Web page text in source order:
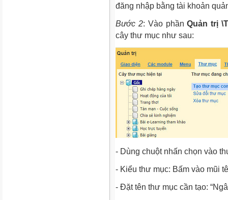
đăng nhập bằng tài khoản
Bước 2: Vào phầnQuản trị
cây thư mục như sau:
- Dùng chuột nhấn chọn vào
- Kiểu thư mục: Bấm vào mũi
- Đặt tên thư mục cần tạo: